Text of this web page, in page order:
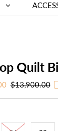
Quilt
Regular
$13,900.00